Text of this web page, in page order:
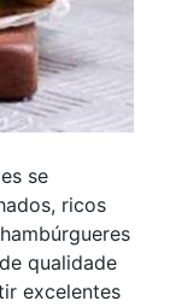
se
ricos
qualidade
excelentes